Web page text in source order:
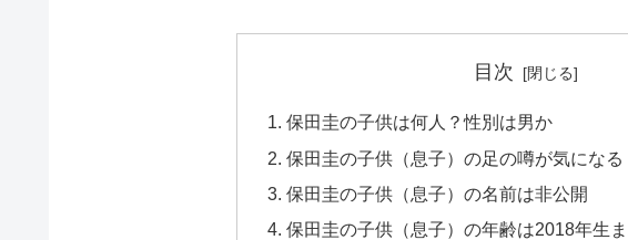
目次
保田圭の子供は何人？性別は男か
保田圭の子供（息子）の足の噂が気になる
保田圭の子供（息子）の名前は非公開
保田圭の子供（息子）の年齢は2018年生